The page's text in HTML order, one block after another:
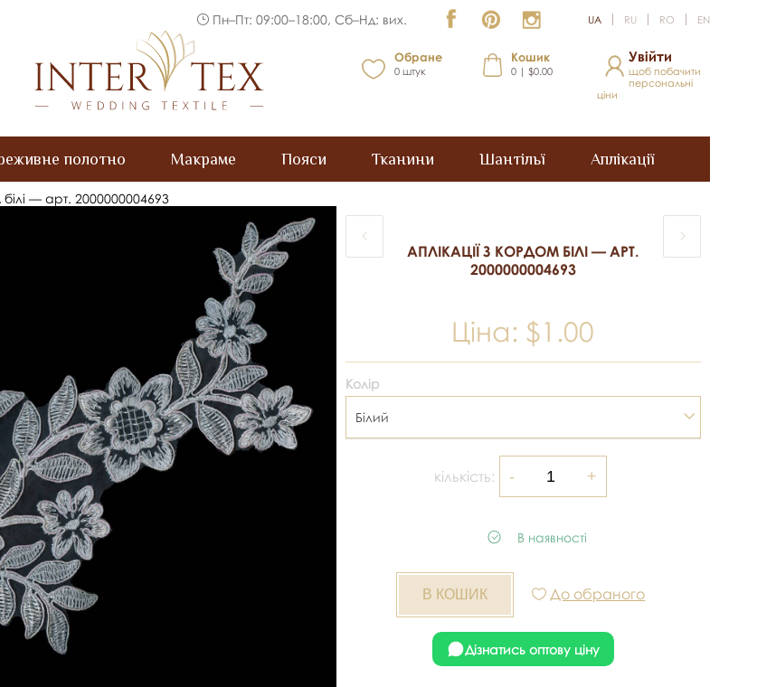
Пн–Пт: 09:00–18:00, Сб–Нд: вих. UA RU RO EN
Обране
0 штук
Кошик
0 | $0.00
Увійти
щоб побачити
персональні
ціни
полотно Макраме Пояси Тканини Шантільї Аплікації
білі — арт. 2000000004693
АПЛІКАЦІЇ З КОРДОМ БІЛІ — АРТ.
2000000004693
Ціна: $1.00
Колір
Білий
кількість:
В наявності
До обраного
Дізнатись оптову ціну